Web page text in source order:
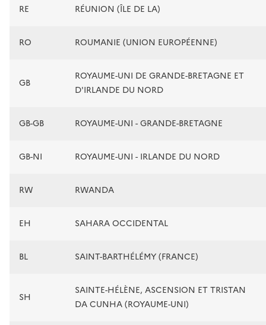
RE RÉUNION (ÎLE DE LA)
RO ROUMANIE (UNION EUROPÉENNE)
GB
ROYAUME-UNI DE GRANDE-BRETAGNE ET
D'IRLANDE DU NORD
GB-GB ROYAUME-UNI - GRANDE-BRETAGNE
GB-NI ROYAUME-UNI - IRLANDE DU NORD
RW RWANDA
EH SAHARA OCCIDENTAL
BL SAINT-BARTHÉLÉMY (FRANCE)
SH
SAINTE-HÉLÈNE, ASCENSION ET TRISTAN
DA CUNHA (ROYAUME-UNI)